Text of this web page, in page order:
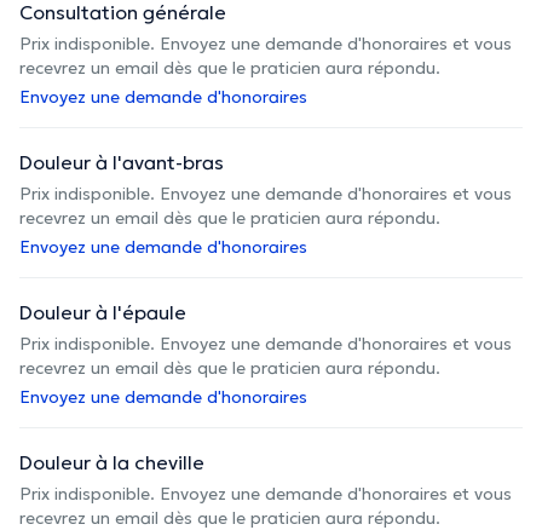
Consultation générale
Prix indisponible. Envoyez une demande d'honoraires et vous
recevrez un email dès que le praticien aura répondu.
Envoyez une demande d'honoraires
Douleur à l'avant-bras
Prix indisponible. Envoyez une demande d'honoraires et vous
recevrez un email dès que le praticien aura répondu.
Envoyez une demande d'honoraires
Douleur à l'épaule
Prix indisponible. Envoyez une demande d'honoraires et vous
recevrez un email dès que le praticien aura répondu.
Envoyez une demande d'honoraires
Douleur à la cheville
Prix indisponible. Envoyez une demande d'honoraires et vous
recevrez un email dès que le praticien aura répondu.